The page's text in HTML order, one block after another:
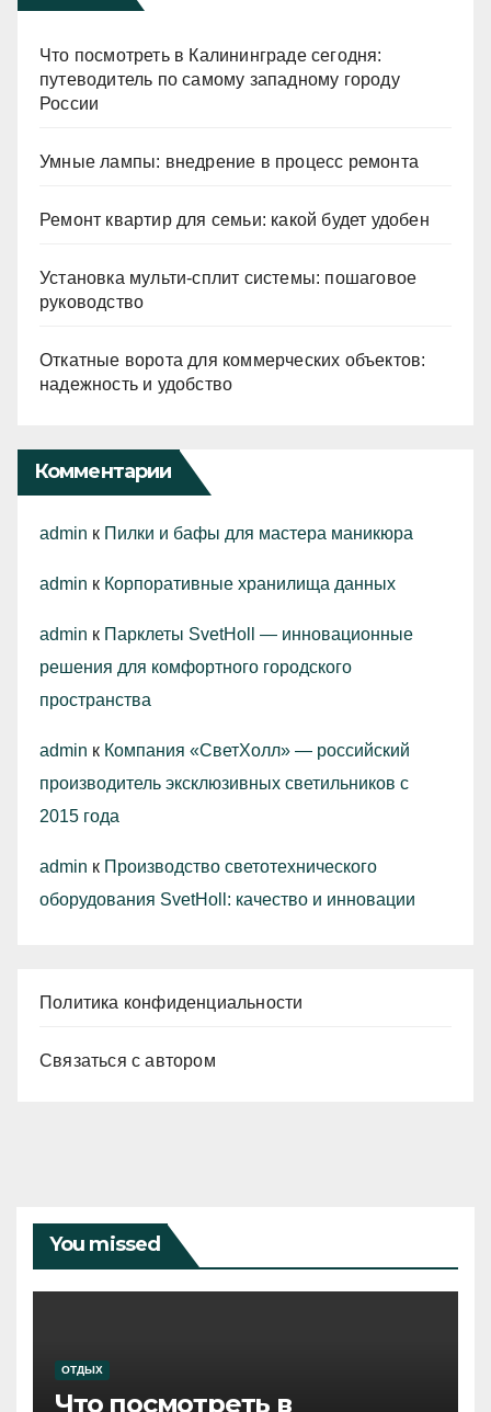
Что посмотреть в Калининграде сегодня:
путеводитель по самому западному городу
России
Умные лампы: внедрение в процесс ремонта
Ремонт квартир для семьи: какой будет удобен
Установка мульти-сплит системы: пошаговое
руководство
Откатные ворота для коммерческих объектов:
надежность и удобство
Комментарии
admin к Пилки и бафы для мастера маникюра
admin к Корпоративные хранилища данных
admin к Парклеты SvetHoll — инновационные
решения для комфортного городского
пространства
admin к Компания «СветХолл» — российский
производитель эксклюзивных светильников с
2015 года
admin к Производство светотехнического
оборудования SvetHoll: качество и инновации
Политика конфиденциальности
Связаться с автором
You missed
ОТДЫХ
Что посмотреть в